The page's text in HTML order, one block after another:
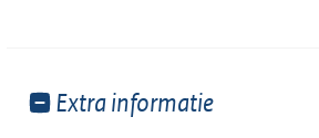
Toon
Extra informatie